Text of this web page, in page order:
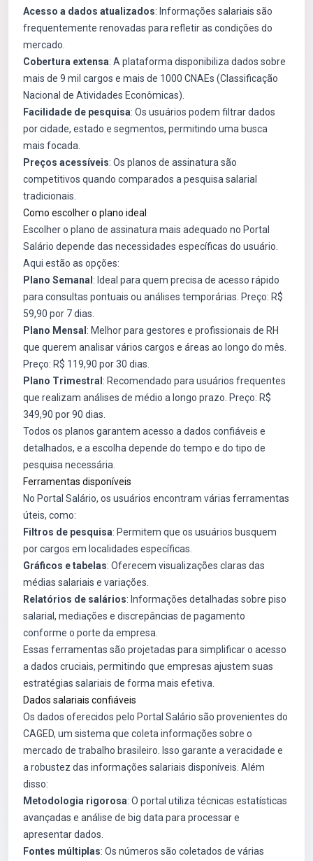
Acesso a dados atualizados: Informações salariais são
frequentemente renovadas para refletir as condições do
mercado.
Cobertura extensa: A plataforma disponibiliza dados sobre
mais de 9 mil cargos e mais de 1000 CNAEs (Classificação
Nacional de Atividades Econômicas).
Facilidade de pesquisa: Os usuários podem filtrar dados
por cidade, estado e segmentos, permitindo uma busca
mais focada.
Preços acessíveis: Os planos de assinatura são
competitivos quando comparados a pesquisa salarial
tradicionais.
Como escolher o plano ideal
Escolher o plano de assinatura mais adequado no Portal
Salário depende das necessidades específicas do usuário.
Aqui estão as opções:
Plano Semanal : Ideal para quem precisa de acesso rápido
para consultas pontuais ou análises temporárias. Preço: R$
59,90 por 7 dias.
Plano Mensal : Melhor para gestores e profissionais de RH
que querem analisar vários cargos e áreas ao longo do mês.
Preço: R$ 119,90 por 30 dias.
Plano Trimestral : Recomendado para usuários frequentes
que realizam análises de médio a longo prazo. Preço: R$
349,90 por 90 dias.
Todos os planos garantem acesso a dados confiáveis e
detalhados, e a escolha depende do tempo e do tipo de
pesquisa necessária.
Ferramentas disponíveis
No Portal Salário, os usuários encontram várias ferramentas
úteis, como:
Filtros de pesquisa: Permitem que os usuários busquem
por cargos em localidades específicas.
Gráficos e tabelas: Oferecem visualizações claras das
médias salariais e variações.
Relatórios de salários: Informações detalhadas sobre piso
salarial, mediações e discrepâncias de pagamento
conforme o porte da empresa.
Essas ferramentas são projetadas para simplificar o acesso
a dados cruciais, permitindo que empresas ajustem suas
estratégias salariais de forma mais efetiva.
Dados salariais confiáveis
Os dados oferecidos pelo Portal Salário são provenientes do
CAGED, um sistema que coleta informações sobre o
mercado de trabalho brasileiro. Isso garante a veracidade e
a robustez das informações salariais disponíveis. Além
disso:
Metodologia rigorosa: O portal utiliza técnicas estatísticas
avançadas e análise de big data para processar e
apresentar dados.
Fontes múltiplas: Os números são coletados de várias